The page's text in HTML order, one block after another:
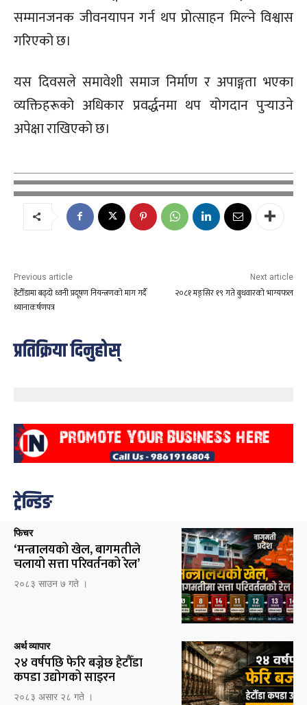
सम्मानजनक जीवनयापन गर्न थप प्रोत्साहन मिल्ने विश्वास
गरिएको छ।
यस दिवसले समावेशी समाज निर्माण र अपाङ्गता भएका
व्यक्तिहरूको अधिकार प्रवर्द्धनमा थप योगदान पुर्‍याउने
अपेक्षा राखिएको छ।
Previous article
हेटौँडामा बढ्दो ध्वनी प्रदूषण नियन्त्रणको माग गर्दै
ध्यानाकर्षणपत्र
Next article
२०८१ मङ्सिर १९ गते बुधवारको भाग्यफल
प्रतिक्रिया दिनुहोस्
ट्रेन्डिङ
फिचर
‘मन्त्रालयको खेल, बागमतीले
चलायो सत्ता परिवर्तनको रेल’
२०८३ साउन ७ गते ।
अर्थ व्यापार
२४ वर्षपछि फेरि बज्नेछ हेटौँडा
कपडा उद्योगको साइरन
२०८३ असार २८ गते ।